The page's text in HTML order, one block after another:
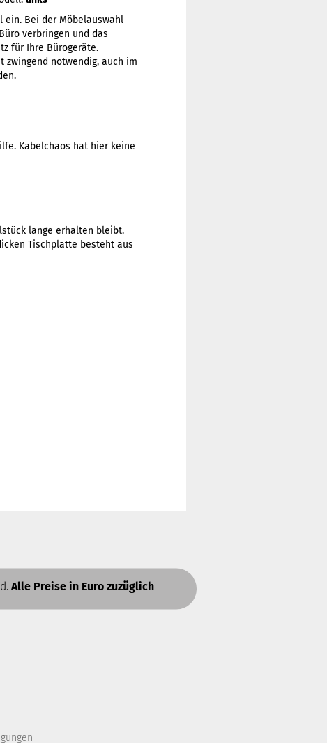
ein. Bei der Möbelauswahl
verbringen und das
für Ihre Bürogeräte.
zwingend notwendig, auch im
Kabelchaos hat hier keine
lange erhalten bleibt.
Tischplatte besteht aus
Alle Preise in Euro zuzüglich